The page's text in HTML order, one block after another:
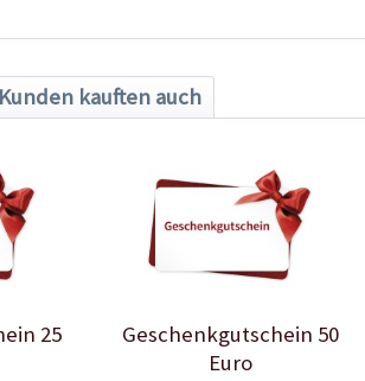
Kunden kauften auch
25
Geschenkgutschein 50
Euro